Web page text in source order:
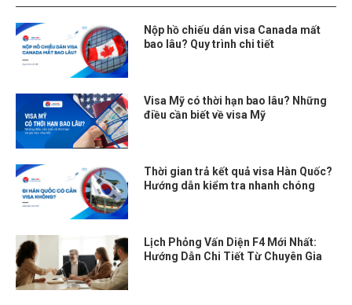
Nộp hồ chiếu dán visa Canada mất
bao lâu? Quy trình chi tiết
Visa Mỹ có thời hạn bao lâu? Những
điều cần biết về visa Mỹ
Thời gian trả kết quả visa Hàn Quốc?
Hướng dẫn kiểm tra nhanh chóng
Lịch Phỏng Vấn Diện F4 Mới Nhất:
Hướng Dẫn Chi Tiết Từ Chuyên Gia